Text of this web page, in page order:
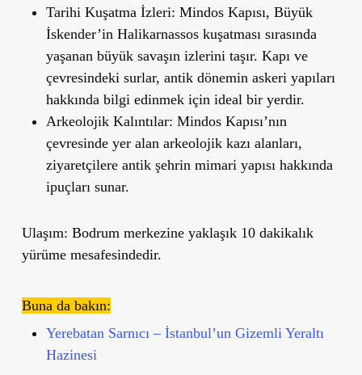
Tarihi Kuşatma İzleri: Mindos Kapısı, Büyük
İskender’in Halikarnassos kuşatması sırasında
yaşanan büyük savaşın izlerini taşır. Kapı ve
çevresindeki surlar, antik dönemin askeri yapıları
hakkında bilgi edinmek için ideal bir yerdir.
Arkeolojik Kalıntılar: Mindos Kapısı’nın
çevresinde yer alan arkeolojik kazı alanları,
ziyaretçilere antik şehrin mimari yapısı hakkında
ipuçları sunar.
Ulaşım: Bodrum merkezine yaklaşık 10 dakikalık
yürüme mesafesindedir.
Buna da bakın:
Yerebatan Sarnıcı – İstanbul’un Gizemli Yeraltı
Hazinesi